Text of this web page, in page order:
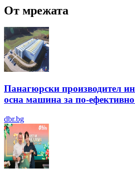
От мрежата
Панагюрски производител
осна машина за по-ефективно
dbr.bg